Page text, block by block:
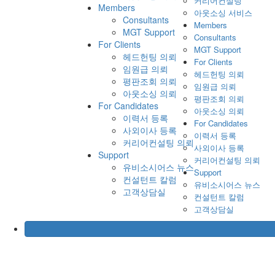
Members
Consultants
MGT Support
For Clients
헤드헌팅 의뢰
임원급 의뢰
평판조회 의뢰
아웃소싱 의뢰
For Candidates
이력서 등록
사외이사 등록
커리어컨설팅 의뢰
Support
유비소시어스 뉴스
컨설턴트 칼럼
고객상담실
아웃소싱 서비스
Members
Consultants
MGT Support
For Clients
헤드헌팅 의뢰
임원급 의뢰
평판조회 의뢰
아웃소싱 의뢰
For Candidates
이력서 등록
사외이사 등록
커리어컨설팅 의뢰
Support
유비소시어스 뉴스
컨설턴트 칼럼
고객상담실